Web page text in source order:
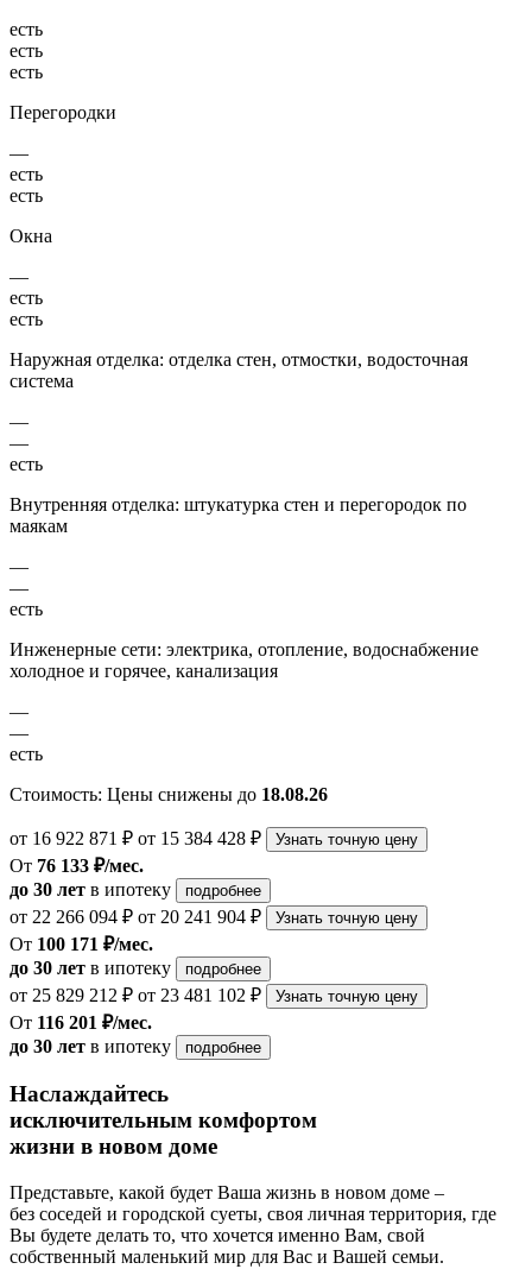
есть
есть
есть
Перегородки
—
есть
есть
Окна
—
есть
есть
Наружная отделка: отделка стен, отмостки, водосточная
система
—
—
есть
Внутренняя отделка: штукатурка стен и перегородок по
маякам
—
—
есть
Инженерные сети: электрика, отопление, водоснабжение
холодное и горячее, канализация
—
—
есть
Стоимость: Цены снижены до 18.08.26
от 16 922 871 ₽ от 15 384 428 ₽ Узнать точную цену
От 76 133 ₽/мес.
до 30 лет в ипотеку подробнее
от 22 266 094 ₽ от 20 241 904 ₽ Узнать точную цену
От 100 171 ₽/мес.
до 30 лет в ипотеку подробнее
от 25 829 212 ₽ от 23 481 102 ₽ Узнать точную цену
От 116 201 ₽/мес.
до 30 лет в ипотеку подробнее
Наслаждайтесь
исключительным комфортом
жизни в новом доме
Представьте, какой будет Ваша жизнь в новом доме –
без соседей и городской суеты, своя личная территория, где
Вы будете делать то, что хочется именно Вам, свой
собственный маленький мир для Вас и Вашей семьи.